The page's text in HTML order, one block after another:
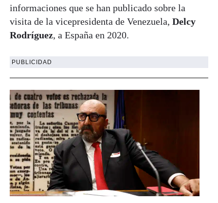
informaciones que se han publicado sobre la
visita de la vicepresidenta de Venezuela, Delcy
Rodríguez, a España en 2020.
PUBLICIDAD